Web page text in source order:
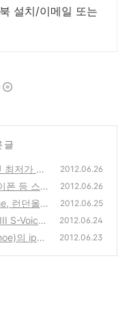
설치/이메일 또는
글
저가 가
2012.06.26
폰 등 스
2012.06.26
런던올
드용 앱
2012.06.25
S-Voice)
2012.06.24
의 ip
2012.06.23